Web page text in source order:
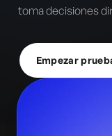
toma decisiones
Empezar